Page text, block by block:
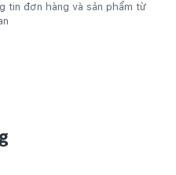
tin đơn hàng và sản phẩm từ